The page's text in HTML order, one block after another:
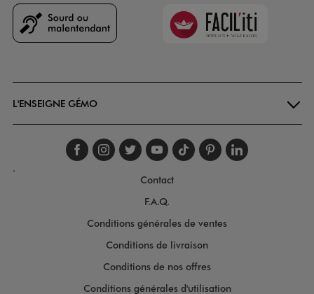
Faciliti
L'ENSEIGNE GÉMO
Suivez-nous sur
Suivez-nous sur
Suivez-nous sur
Suivez-nous
Suivez-nous
Suivez-
.
Contact
F.A.Q.
Conditions générales de ventes
Conditions de livraison
Conditions de nos offres
Conditions générales d'utilisation